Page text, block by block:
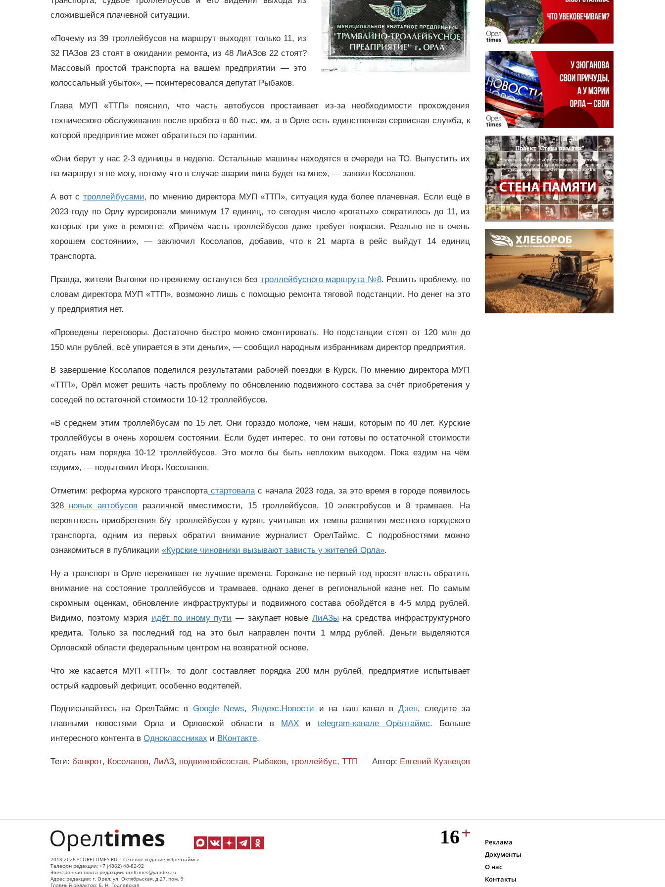
сложившейся плачевной ситуации.
«Почему из 39 троллейбусов на маршрут выходят только 11, из
32 ПАЗов 23 стоят в ожидании ремонта, из 48 ЛиАЗов 22 стоят?
Массовый простой транспорта на вашем предприятии — это
колоссальный убыток», — поинтересовался депутат Рыбаков.
Глава МУП «ТТП» пояснил, что часть автобусов простаивает из-за необходимости прохождения
технического обслуживания после пробега в 60 тыс. км, а в Орле есть единственная сервисная служба, к
которой предприятие может обратиться по гарантии.
«Они берут у нас 2-3 единицы в неделю. Остальные машины находятся в очереди на ТО. Выпустить их
на маршрут я не могу, потому что в случае аварии вина будет на мне», — заявил Косолапов.
А вот с троллейбусами, по мнению директора МУП «ТТП», ситуация куда более плачевная. Если ещё в
2023 году по Орлу курсировали минимум 17 единиц, то сегодня число «рогатых» сократилось до 11, из
которых три уже в ремонте: «Причём часть троллейбусов даже требует покраски. Реально не в очень
хорошем состоянии», — заключил Косолапов, добавив, что к 21 марта в рейс выйдут 14 единиц
транспорта.
Правда, жители Выгонки по-прежнему останутся без троллейбусного маршрута №8. Решить проблему, по
словам директора МУП «ТТП», возможно лишь с помощью ремонта тяговой подстанции. Но денег на это
у предприятия нет.
«Проведены переговоры. Достаточно быстро можно смонтировать. Но подстанции стоят от 120 млн до
150 млн рублей, всё упирается в эти деньги», — сообщил народным избранникам директор предприятия.
В завершение Косолапов поделился результатами рабочей поездки в Курск. По мнению директора МУП
«ТТП», Орёл может решить часть проблему по обновлению подвижного состава за счёт приобретения у
соседей по остаточной стоимости 10-12 троллейбусов.
«В среднем этим троллейбусам по 15 лет. Они гораздо моложе, чем наши, которым по 40 лет. Курские
троллейбусы в очень хорошем состоянии. Если будет интерес, то они готовы по остаточной стоимости
отдать нам порядка 10-12 троллейбусов. Это могло бы быть неплохим выходом. Пока ездим на чём
ездим», — подытожил Игорь Косолапов.
Отметим: реформа курского транспортастартовалас начала 2023 года, за это время в городе появилось
328 новых автобусов различной вместимости, 15 троллейбусов, 10 электробусов и 8 трамваев. На
вероятность приобретения б/у троллейбусов у курян, учитывая их темпы развития местного городского
транспорта, одним из первых обратил внимание журналист ОрелТаймс. С подробностями можно
ознакомиться в публикации «Курские чиновники вызывают зависть у жителей Орла».
Ну а транспорт в Орле переживает не лучшие времена. Горожане не первый год просят власть обратить
внимание на состояние троллейбусов и трамваев, однако денег в региональной казне нет. По самым
скромным оценкам, обновление инфраструктуры и подвижного состава обойдётся в 4-5 млрд рублей.
Видимо, поэтому мэрия идёт по иному пути — закупает новые ЛиАЗы на средства инфраструктурного
кредита. Только за последний год на это был направлен почти 1 млрд рублей. Деньги выделяются
Орловской области федеральным центром на возвратной основе.
Что же касается МУП «ТТП», то долг составляет порядка 200 млн рублей, предприятие испытывает
острый кадровый дефицит, особенно водителей.
Подписывайтесь на ОрелТаймс в Google News, Яндекс.Новости и на наш канал в Дзен, следите за
главными новостями Орла и Орловской области в
MAXи telegram-канале Орёлтаймс. Больше
интересного контента в Одноклассниках и ВКонтакте.
Теги: банкрот, Косолапов, ЛиАЗ, подвижнойсостав, Рыбаков, троллейбус, ТТП Автор: Евгений Кузнецов
2018-2026 © ORELTIMES.RU | Сетевое издание «Орелтаймс»
Телефон редакции: +7 (4862) 48-82-92
Электронная почта редакции: oreltimes@yandex.ru
Адрес редакции: г. Орел, ул. Октябрьская, д.27, пом. 9
Главный редактор: Е. Н. Годлевская
Реклама
Документы
О нас
Контакты